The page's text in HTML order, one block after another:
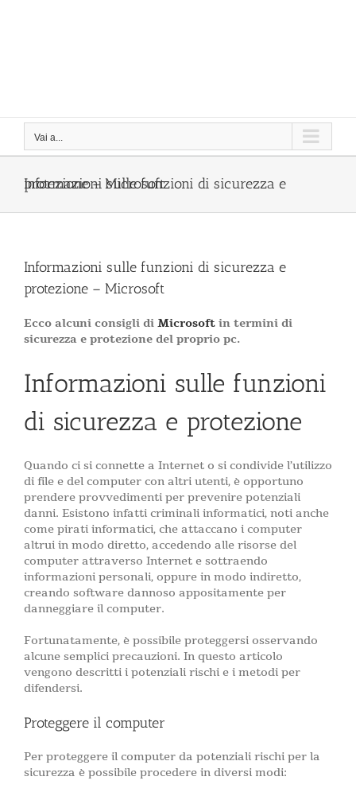
Vai a...
Informazioni sulle funzioni di sicurezza e protezione – Microsoft
Informazioni sulle funzioni di sicurezza e
protezione – Microsoft
Ecco alcuni consigli di Microsoft in termini di
sicurezza e protezione del proprio pc.
Informazioni sulle funzioni
di sicurezza e protezione
Quando ci si connette a Internet o si condivide l’utilizzo
di file e del computer con altri utenti, è opportuno
prendere provvedimenti per prevenire potenziali
danni. Esistono infatti criminali informatici, noti anche
come pirati informatici, che attaccano i computer
altrui in modo diretto, accedendo alle risorse del
computer attraverso Internet e sottraendo
informazioni personali, oppure in modo indiretto,
creando software dannoso appositamente per
danneggiare il computer.
Fortunatamente, è possibile proteggersi osservando
alcune semplici precauzioni. In questo articolo
vengono descritti i potenziali rischi e i metodi per
difendersi.
Proteggere il computer
Per proteggere il computer da potenziali rischi per la
sicurezza è possibile procedere in diversi modi: